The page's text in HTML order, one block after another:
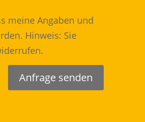
meine Angaben und
Hinweis: Sie
Anfrage senden